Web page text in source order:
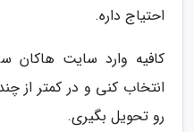
احتیاج داره.
کافیه وارد سایت هاکان
انتخاب کنی و در کمتر از
رو تحویل بگیری.